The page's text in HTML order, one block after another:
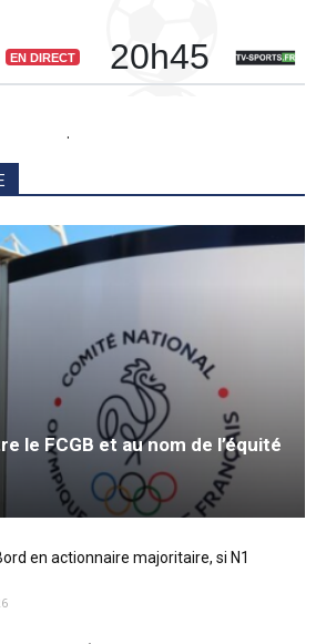
.
le FCGB et au nom de l’équité
en actionnaire majoritaire, si N1